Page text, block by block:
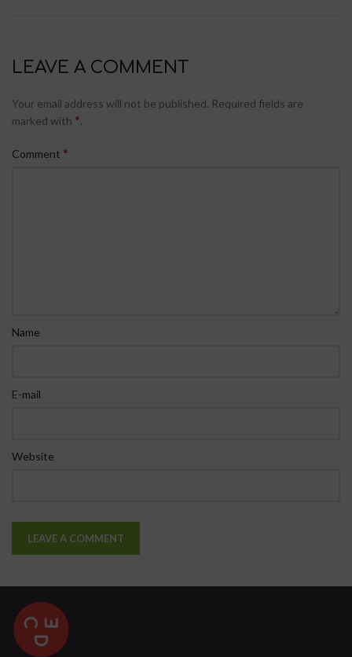
LEAVE A COMMENT
Your email address will not be published. Required fields are
marked with *.
Comment *
Name
E-mail
Website